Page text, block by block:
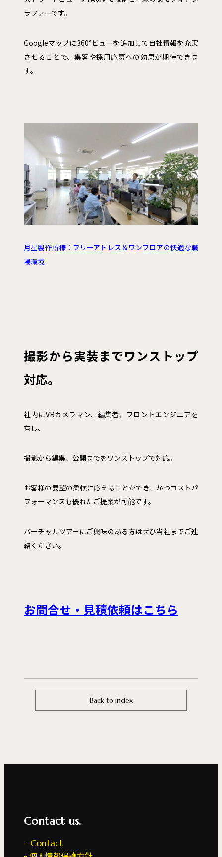
ラファーです。
Googleマップに360°ビューを追加して自社情報を充実
させることで、集客や採用応募への効果が期待できま
す。
月星製作所様：フリーアドレス＆ワンフロアの快適な職
場環境
撮影から実装までワンストップ
対応。
社内にVRカメラマン、編集者、フロントエンジニアを
有し、
撮影から編集、公開までをワンストップで対応。
お客様の要望の柔軟に応えることができ、かつコストパ
フォーマンスも優れたご提案が可能です。
バーチャルツアーにご興味のある方はぜひ当社までご連
絡ください。
お問合せ・見積依頼はこちら
Back to index
Contact us.
Contact